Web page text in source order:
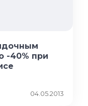
-40% при
04.05.2013